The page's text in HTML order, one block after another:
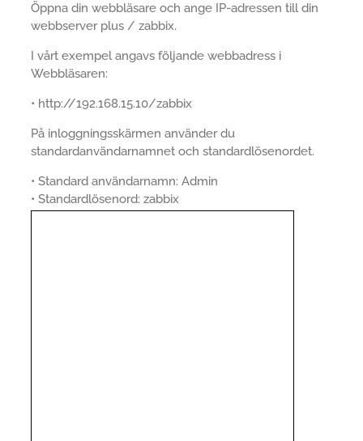
Öppna din webbläsare och ange IP-adressen till din
webbserver plus / zabbix.
I vårt exempel angavs följande webbadress i
Webbläsaren:
• http://192.168.15.10/zabbix
På inloggningsskärmen använder du
standardanvändarnamnet och standardlösenordet.
• Standard användarnamn: Admin
• Standardlösenord: zabbix